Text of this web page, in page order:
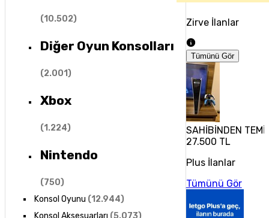
(10.502)
Diğer Oyun Konsolları
(2.001)
Xbox
(1.224)
Nintendo
(750)
Konsol Oyunu (12.944)
Konsol Aksesuarları (5.073)
Zirve İlanlar
Tümünü Gör
SAHİBİNDEN
27.500 TL
Plus İlanlar
Tümünü Gör